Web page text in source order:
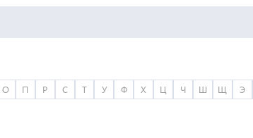
О П Р С Т У Ф Х Ц Ч Ш Щ Э